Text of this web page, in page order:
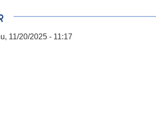
11/20/2025 - 11:17